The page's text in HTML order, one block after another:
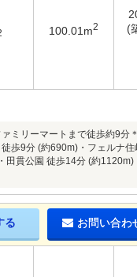
100.01m2
(
ミリーマートまで徒歩約9分
歩9分 (約690m)・フェルナ住
田貫公園 徒歩14分 (約1120m)
る お問い合わ